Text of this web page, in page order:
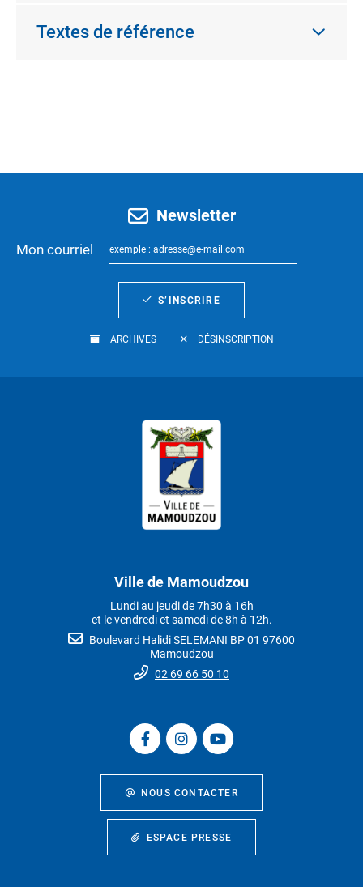
Textes de référence
Newsletter
Mon courriel
S’INSCRIRE
ARCHIVES DÉSINSCRIPTION
Ville de Mamoudzou
Lundi au jeudi de 7h30 à 16h
et le vendredi et samedi de 8h à 12h.
Boulevard Halidi SELEMANI BP 01 97600
Mamoudzou
02 69 66 50 10
NOUS CONTACTER
ESPACE PRESSE